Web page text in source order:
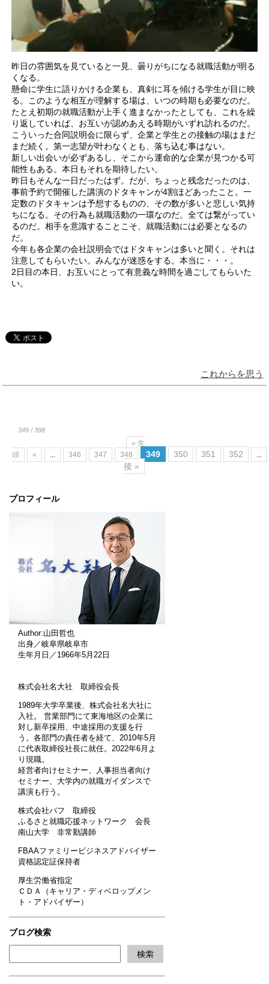
プロフィール
Author:山田哲也
出身／岐阜県岐阜市
生年月日／1966年5月22日
株式会社名大社 取締役会長
1989年大学卒業後、株式会社名大社に
入社。 営業部門にて東海地区の企業に
対し新卒採用、中途採用の支援を行
う。各部門の責任者を経て、2010年5月
に代表取締役社長に就任。2022年6月よ
り現職。
経営者向けセミナー、人事担当者向け
セミナー、大学内の就職ガイダンスで
講演も行う。
株式会社パフ 取締役
ふるさと就職応援ネットワーク 会長
南山大学 非常勤講師
FBAAファミリービジネスアドバイザー
資格認定証保持者
厚生労働省指定
ＣＤＡ（キャリア・ディベロップメン
ト・アドバイザー）
ブログ検索
昨日の雰囲気を見ていると一見、曇りがちになる就職活動が明る
くなる。
懸命に学生に語りかける企業も、真剣に耳を傾ける学生が目に映
る。このような相互が理解する場は、いつの時期も必要なのだ。
たとえ初期の就職活動が上手く進まなかったとしても、これを繰
り返していれば、お互いが認めあえる時期がいずれ訪れるのだ。
こういった合同説明会に限らず、企業と学生との接触の場はまだ
まだ続く。第一志望が叶わなくとも、落ち込む事はない。
新しい出会いが必ずあるし、そこから運命的な企業が見つかる可
能性もある。本日もそれを期待したい。
昨日もそんな一日だったはず。だが、ちょっと残念だったのは、
事前予約で開催した講演のドタキャンが4割ほどあったこと。一
定数のドタキャンは予想するものの、その数が多いと悲しい気持
ちになる。その行為も就職活動の一環なのだ。全ては繋がってい
るのだ。相手を意識することこそ、就職活動には必要となるの
だ。
今年も各企業の会社説明会ではドタキャンは多いと聞く。それは
注意してもらいたい。みんなが迷惑をする。本当に・・・。
2日目の本日、お互いにとって有意義な時間を過ごしてもらいた
い。
これからを思う
349 / 398
« 先
頭
« ... 346 347 348 349 350 351 352 ...
後 »